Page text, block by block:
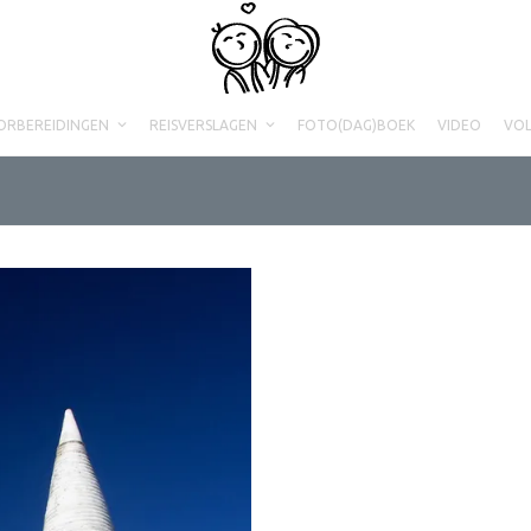
REISVERSLAGEN FOTO(DAG)BOEK VIDEO